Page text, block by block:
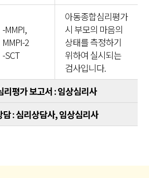
-MMPI,
MMPI-2
-SCT
아동종합심리평가
시 부모의 마음의
상태를 측정하기
위하여 실시되는
검사입니다.
리평가 보고서 : 임상심리사
담 : 심리상담사, 임상심리사